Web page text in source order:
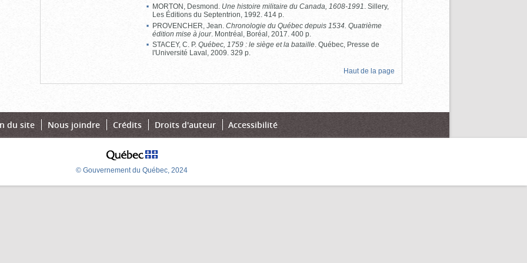
MORTON, Desmond. Une histoire militaire du Canada, 1608-1991 . Sillery,
Les Éditions du Septentrion, 1992. 414 p.
PROVENCHER, Jean.Chronologie du Québec depuis 1534. Quatrième
édition mise à jour. Montréal, Boréal, 2017. 400 p.
STACEY, C. P.Québec, 1759 : le siège et la bataille. Québec, Presse de
l'Université Laval, 2009. 329 p.
Haut de la page
du site Nous joindre Crédits Droits d'auteur Accessibilité
© Gouvernement du Québec, 2024